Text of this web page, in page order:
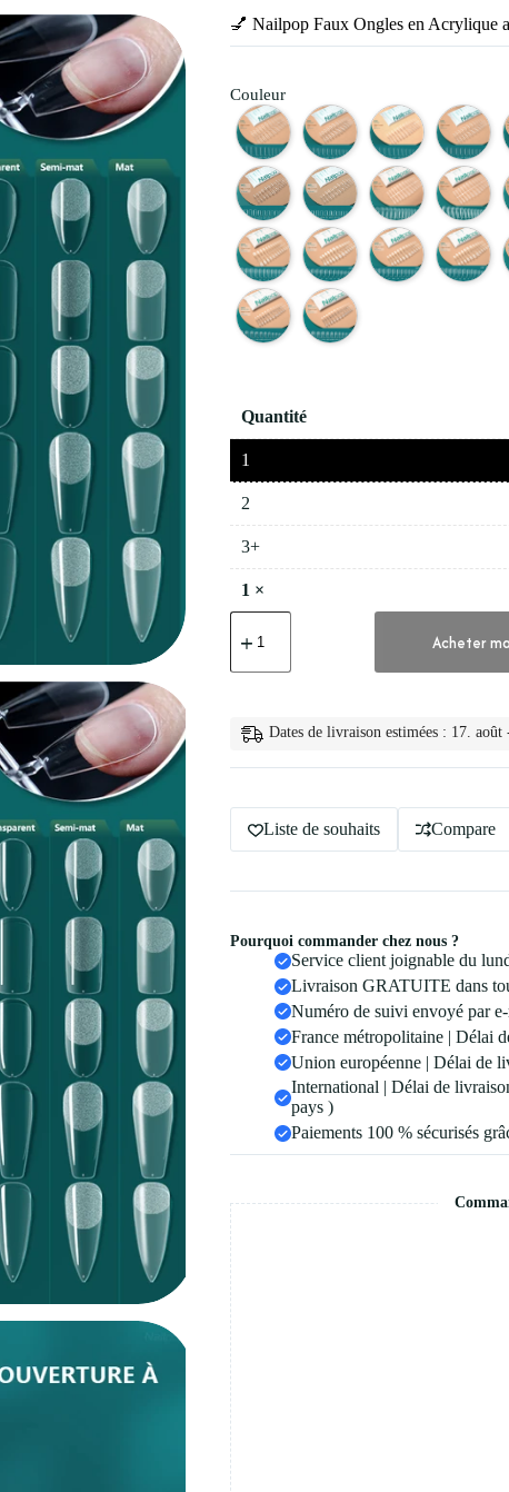
💅 Nailpop Faux Ongles en Acrylique a
Couleur
Quantité
1
2
3+
1 ×
quantité
de
Nailpop
en
a
Acheter
Dates de livraison estimées : 17. août
Liste de souhaits Compare
Pourquoi commander chez nous ?
Service client joignable du
Livraison GRATUITE dans
Numéro de suivi envoyé par
France métropolitaine | Délai
Union européenne | Délai de
International | Délai de
pays )
Paiements 100 % sécurisés